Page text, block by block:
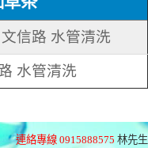
信路 水管清洗
水管清洗
連絡專線 0915888575 林先生